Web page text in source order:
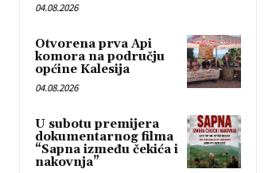
04.08.2026
Otvorena prva Api
komora na području
općine Kalesija
04.08.2026
U subotu premijera
dokumentarnog filma
“Sapna između čekića i
nakovnja”